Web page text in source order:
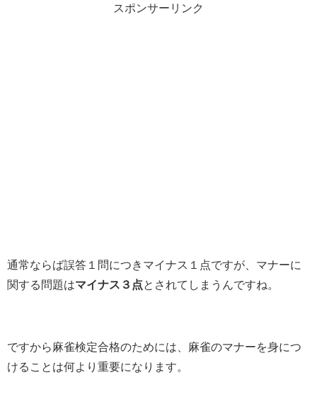
スポンサーリンク
通常ならば誤答１問につきマイナス１点ですが、マナーに
関する問題はマイナス３点とされてしまうんですね。
ですから麻雀検定合格のためには、麻雀のマナーを身につ
けることは何より重要になります。